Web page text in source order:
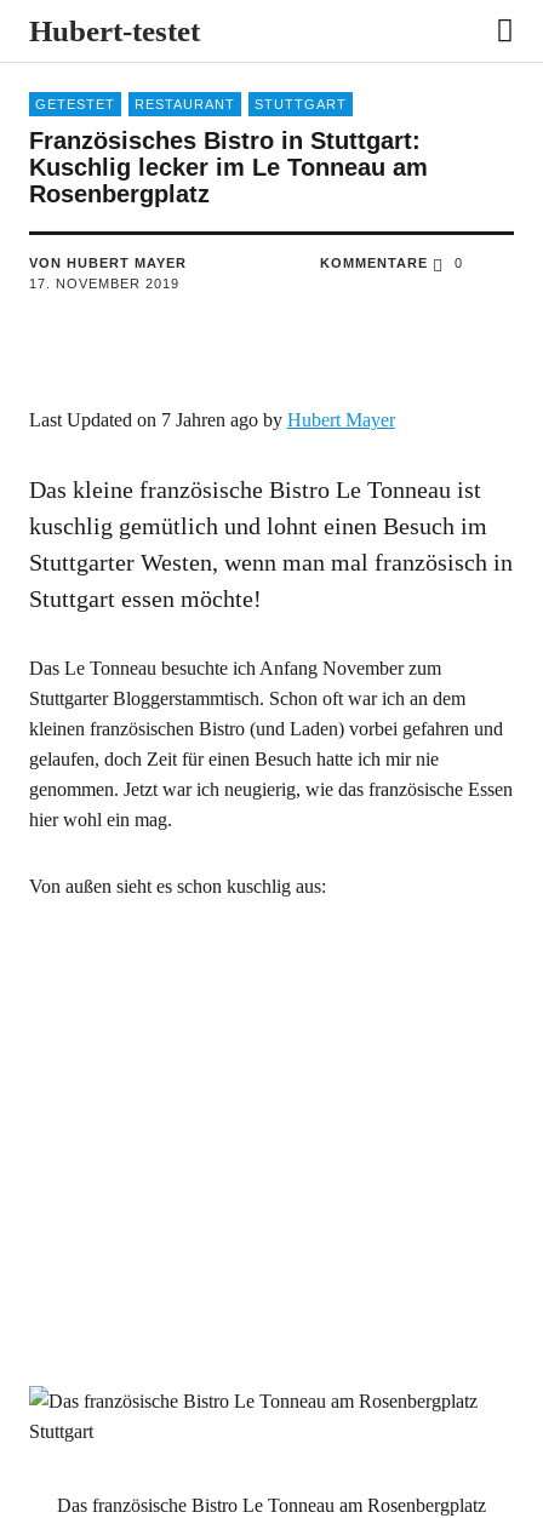
Hubert-testet
GETESTET RESTAURANT STUTTGART
Französisches Bistro in Stuttgart:
Kuschlig lecker im Le Tonneau am
Rosenbergplatz
VON HUBERT MAYER
17. NOVEMBER 2019
KOMMENTARE 0
Last Updated on 7 Jahren ago by Hubert Mayer
Das kleine französische Bistro Le Tonneau ist
kuschlig gemütlich und lohnt einen Besuch im
Stuttgarter Westen, wenn man mal französisch in
Stuttgart essen möchte!
Das Le Tonneau besuchte ich Anfang November zum
Stuttgarter Bloggerstammtisch. Schon oft war ich an dem
kleinen französischen Bistro (und Laden) vorbei gefahren und
gelaufen, doch Zeit für einen Besuch hatte ich mir nie
genommen. Jetzt war ich neugierig, wie das französische Essen
hier wohl ein mag.
Von außen sieht es schon kuschlig aus:
Das französische Bistro Le Tonneau am Rosenbergplatz